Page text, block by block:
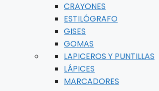
CRAYONES
ESTILÓGRAFO
GISES
GOMAS
LAPICEROS Y PUNTILLAS
LÁPICES
MARCADORES